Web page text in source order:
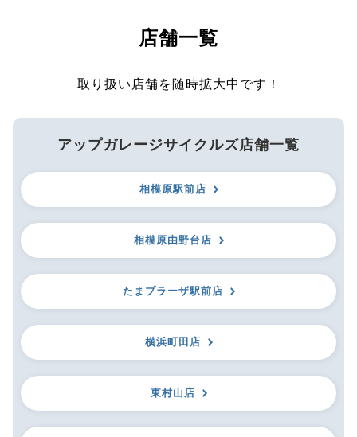
店舗一覧
取り扱い店舗を随時拡大中です！
アップガレージサイクルズ店舗一覧
相模原駅前店
相模原由野台店
たまプラーザ駅前店
横浜町田店
東村山店